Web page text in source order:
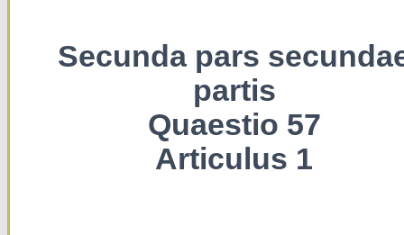
Secunda pars
partis
Quaestio 57
Articulus 1